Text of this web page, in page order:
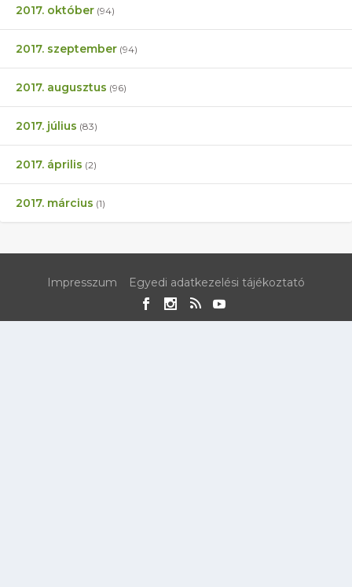
2017. október (94)
2017. szeptember (94)
2017. augusztus (96)
2017. július (83)
2017. április (2)
2017. március (1)
Impresszum Egyedi adatkezelési tájékoztató